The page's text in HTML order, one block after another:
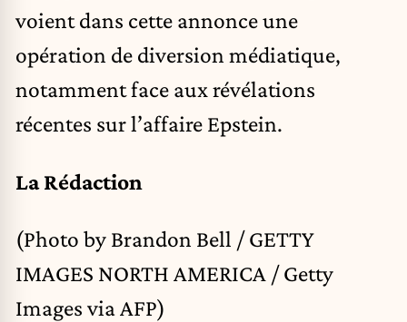
voient dans cette annonce une
opération de diversion médiatique,
notamment face aux révélations
récentes sur l’affaire Epstein.
La Rédaction
(Photo by Brandon Bell / GETTY
IMAGES NORTH AMERICA / Getty
Images via AFP)